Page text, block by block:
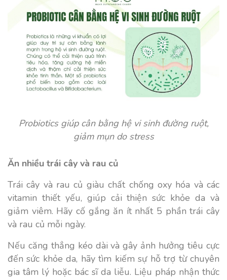
Probiotics giúp cân bằng hệ vi sinh đường ruột,
giảm mụn do stress
Ăn nhiều trái cây và rau củ
Trái cây và rau củ giàu chất chống oxy hóa và các
vitamin thiết yếu, giúp cải thiện sức khỏe da và
giảm viêm. Hãy cố gắng ăn ít nhất 5 phần trái cây
và rau củ mỗi ngày.
Nếu căng thẳng kéo dài và gây ảnh hưởng tiêu cực
đến sức khỏe da, hãy tìm kiếm sự hỗ trợ từ chuyên
gia tâm lý hoặc bác sĩ da liễu. Liệu pháp nhận thức